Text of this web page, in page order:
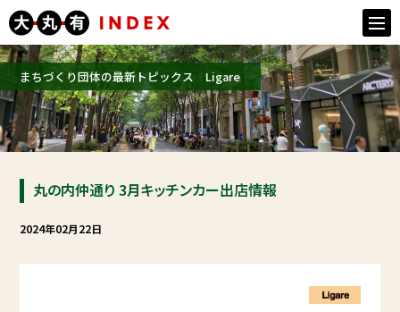
まちづくり団体の最新トピックス Ligare
丸の内仲通り 3月キッチンカー出店情報
2024年02月22日